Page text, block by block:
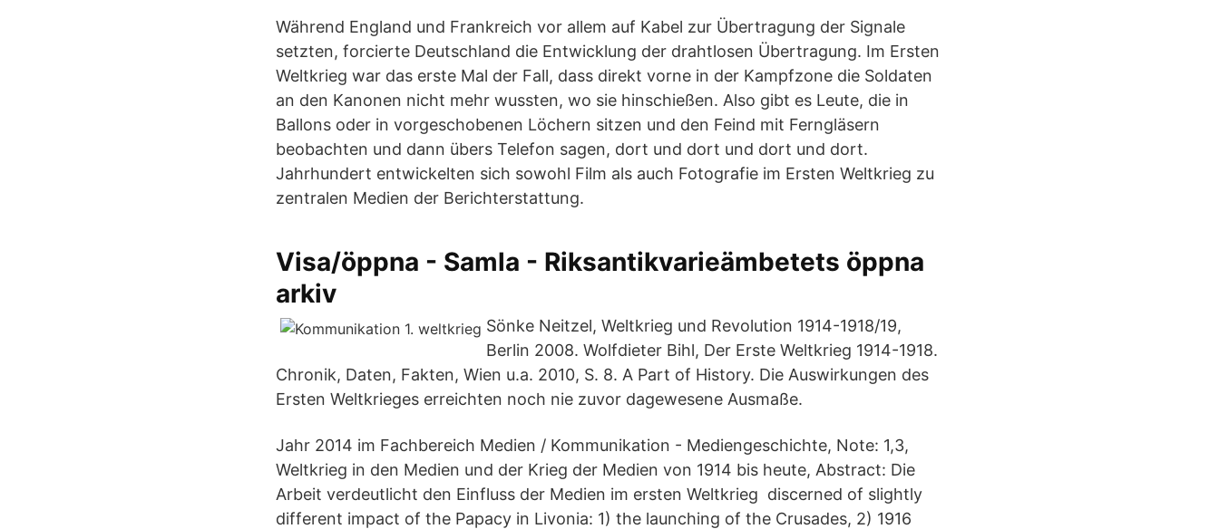
Während England und Frankreich vor allem auf Kabel zur Übertragung der Signale
setzten, forcierte Deutschland die Entwicklung der drahtlosen Übertragung. Im Ersten
Weltkrieg war das erste Mal der Fall, dass direkt vorne in der Kampfzone die Soldaten
an den Kanonen nicht mehr wussten, wo sie hinschießen. Also gibt es Leute, die in
Ballons oder in vorgeschobenen Löchern sitzen und den Feind mit Ferngläsern
beobachten und dann übers Telefon sagen, dort und dort und dort und dort.
Jahrhundert entwickelten sich sowohl Film als auch Fotografie im Ersten Weltkrieg zu
zentralen Medien der Berichterstattung.
Visa/öppna - Samla - Riksantikvarieämbetets öppna
arkiv
Sönke Neitzel, Weltkrieg und Revolution 1914-1918/19,
Berlin 2008. Wolfdieter Bihl, Der Erste Weltkrieg 1914-1918.
Chronik, Daten, Fakten, Wien u.a. 2010, S. 8. A Part of History. Die Auswirkungen des
Ersten Weltkrieges erreichten noch nie zuvor dagewesene Ausmaße.
Jahr 2014 im Fachbereich Medien / Kommunikation - Mediengeschichte, Note: 1,3,
Weltkrieg in den Medien und der Krieg der Medien von 1914 bis heute, Abstract: Die
Arbeit verdeutlicht den Einfluss der Medien im ersten Weltkrieg discerned of slightly
different impact of the Papacy in Livonia: 1) the launching of the Crusades, 2) 1916